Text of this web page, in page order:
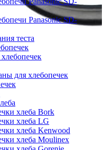
Panasonic SD-
теста
для хлебопечек
хлеба Bork
хлеба LG
хлеба Kenwood
хлеба Moulinex